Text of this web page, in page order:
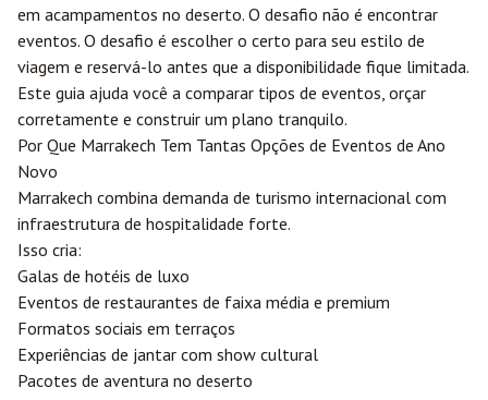
em acampamentos no deserto. O desafio não é encontrar
eventos. O desafio é escolher o certo para seu estilo de
viagem e reservá-lo antes que a disponibilidade fique limitada.
Este guia ajuda você a comparar tipos de eventos, orçar
corretamente e construir um plano tranquilo.
Por Que Marrakech Tem Tantas Opções de Eventos de Ano
Novo
Marrakech combina demanda de turismo internacional com
infraestrutura de hospitalidade forte.
Isso cria:
Galas de hotéis de luxo
Eventos de restaurantes de faixa média e premium
Formatos sociais em terraços
Experiências de jantar com show cultural
Pacotes de aventura no deserto